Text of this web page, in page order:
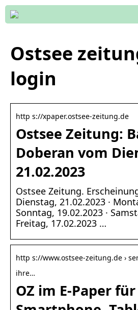
Ostsee
login
http s://xpaper.ostsee-zeitung.de
Ostsee Zeitung:
Doberan vom
21.02.2023
Ostsee Zeitung.
Dienstag, 21.02.2023 ·
Sonntag, 19.02.2023 ·
Freitag, 17.02.2023 …
http s://www.ostsee-zeitung.de ›
ihre…
OZ im E-Paper für